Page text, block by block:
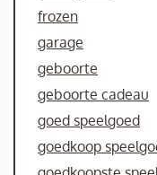
frozen
garage
geboorte
geboorte cadeau
goed speelgoed
goedkoop